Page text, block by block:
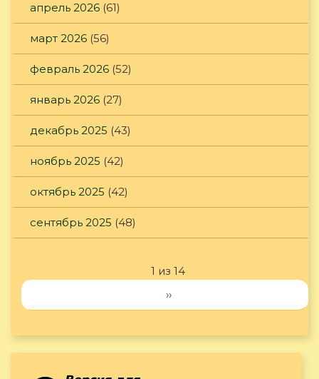
апрель 2026 (61)
март 2026 (56)
февраль 2026 (52)
январь 2026 (27)
декабрь 2025 (43)
ноябрь 2025 (42)
октябрь 2025 (42)
сентябрь 2025 (48)
1 из 14
››